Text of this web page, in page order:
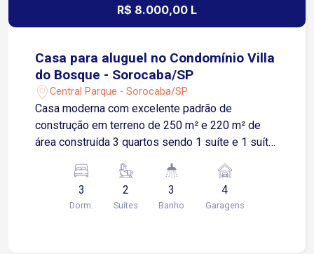
R$ 8.000,00 L
Casa para aluguel no Condomínio Villa
do Bosque - Sorocaba/SP
Central Parque - Sorocaba/SP
Casa moderna com excelente padrão de
construção em terreno de 250 m² e 220 m² de
área construída 3 quartos sendo 1 suíte e 1 suíte
pé-direito alto Cozinha integrada Área gourmet
com churrasqueira Quintal com gramado Lavabo
externo Lavanderia funcional e reservada
3
Dorm.
2
Suítes
3
Banho
4
Garagens